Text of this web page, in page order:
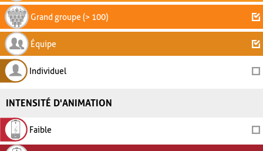
Grand groupe (> 100)
Équipe
Individuel
INTENSITÉ D'ANIMATION
Faible